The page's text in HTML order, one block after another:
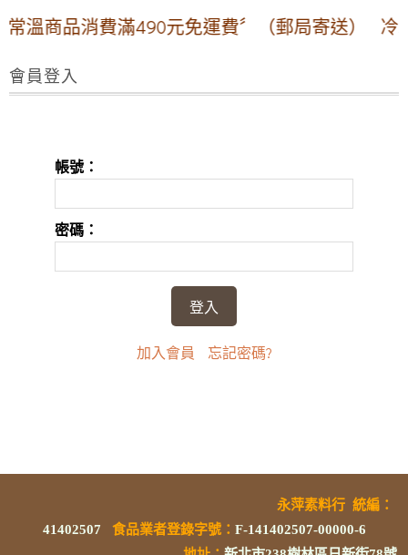
溫商品消費滿490元免運費〞（郵局寄送） 冷
會員登入
帳號：
密碼：
加入會員 忘記密碼?
永萍素料行 統編 ：
41402507
食品業者登錄字號： F-141402507-00000-6